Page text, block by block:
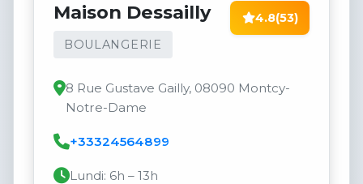
Maison Dessailly
BOULANGERIE
4.8(53)
8 Rue Gustave Gailly, 08090 Montcy-
Notre-Dame
+33324564899
Lundi: 6h – 13h